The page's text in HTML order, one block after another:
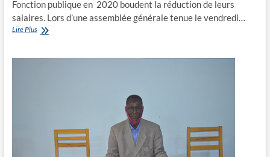
Fonction publique en 2020 boudent la réduction de leurs
salaires. Lors d’une assemblée générale tenue le vendredi…
Lire PlusMécontentements